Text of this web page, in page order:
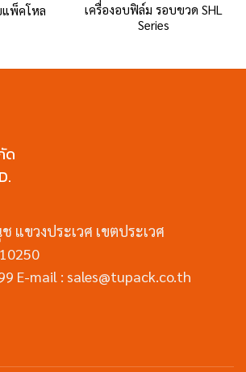
พ็คโหล
เครื่องอบฟิล์ม รอบขวด SHL
Series
ด
แขวงประเวศ เขตประเวศ
E-mail : sales@tupack.co.th